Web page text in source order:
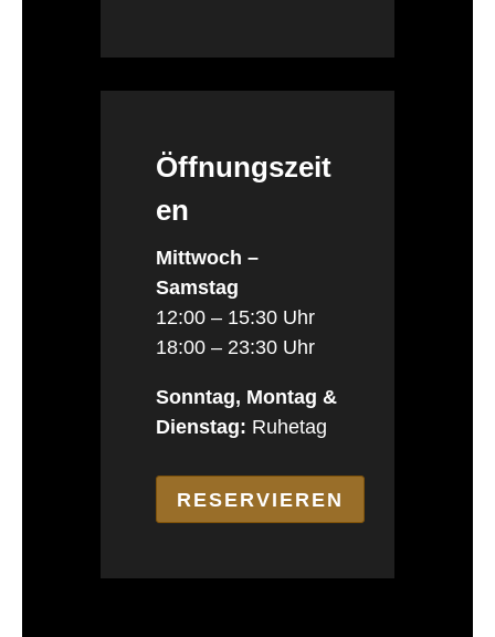
Öffnungszeit
en
Mittwoch –
Samstag
12:00 – 15:30 Uhr
18:00 – 23:30 Uhr
Sonntag, Montag &
Dienstag: Ruhetag
RESERVIEREN